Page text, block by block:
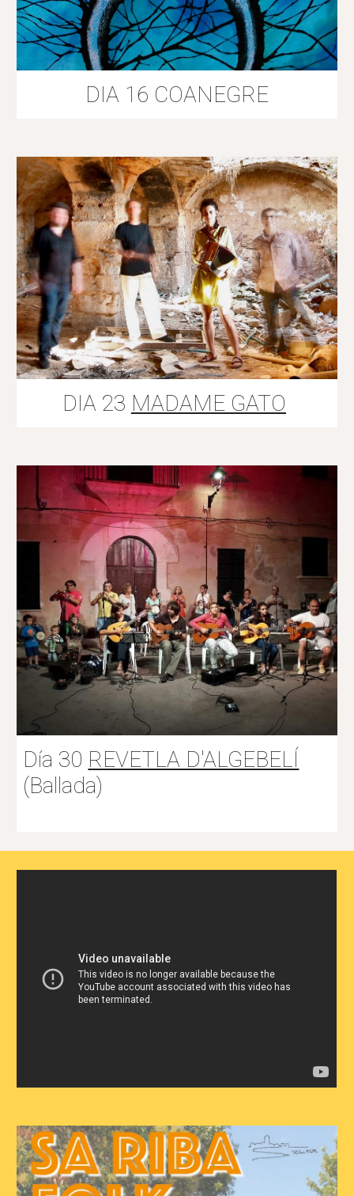
DIA 16 COANEGRE
DIA 23 MADAME GATO
Día 30 REVETLA D'ALGEBELÍ
(Ballada)